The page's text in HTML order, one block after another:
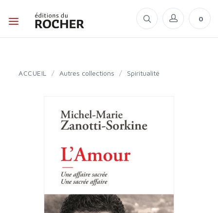
0
ACCUEIL / Autres collections / Spiritualité